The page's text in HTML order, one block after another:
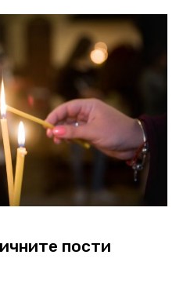
пости